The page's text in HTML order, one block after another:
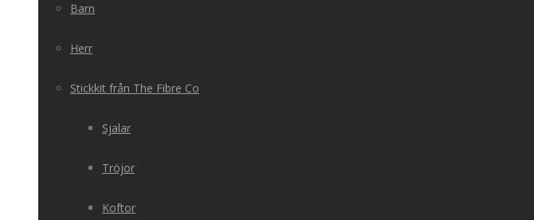
Barn
Herr
Stickkit från The Fibre Co
Sjalar
Tröjor
Koftor